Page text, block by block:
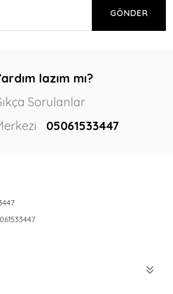
GÖNDER
lazım mı?
Sorulanlar
05061533447